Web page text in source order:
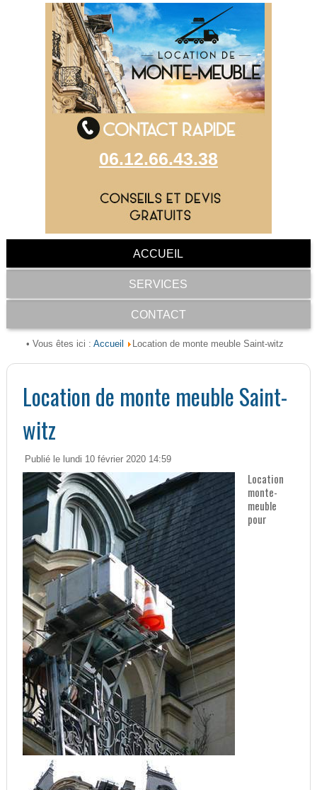
06.12.66.43.38
ACCUEIL
SERVICES
CONTACT
• Vous êtes ici : Accueil Location de monte meuble Saint-witz
Location de monte meuble Saint-
witz
Publié le lundi 10 février 2020 14:59
Location
monte-
meuble
pour